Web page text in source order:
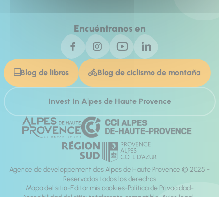
Encuéntranos en
Blog de libros Blog de ciclismo de montaña
Invest In Alpes de Haute Provence
Agence de développement des Alpes de Haute Provence © 2025 -
Reservados todos los derechos
Mapa del sitio Editar mis cookies Política de Privacidad
Accesibilidad del sitio: totalmente compatible Aviso legal